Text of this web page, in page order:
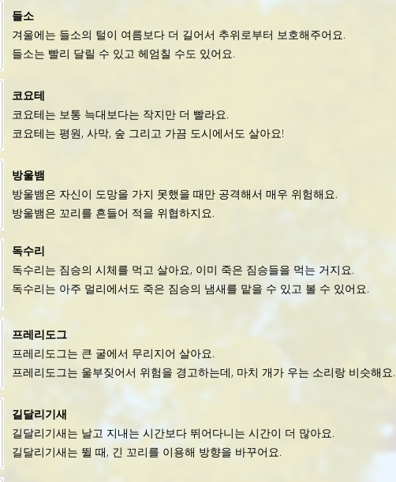
들소
겨울에는 들소의 털이 여름보다 더 길어서 추위로부터 보호해주어요.
들소는 빨리 달릴 수 있고 헤엄칠 수도 있어요.
코요테
코요테는 보통 늑대보다는 작지만 더 빨라요.
코요테는 평원, 사막, 숲 그리고 가끔 도시에서도 살아요!
방울뱀
방울뱀은 자신이 도망을 가지 못했을 때만 공격해서 매우 위험해요.
방울뱀은 꼬리를 흔들어 적을 위협하지요.
독수리
독수리는 짐승의 시체를 먹고 살아요, 이미 죽은 짐승들을 먹는 거지요.
독수리는 아주 멀리에서도 죽은 짐승의 냄새를 맡을 수 있고 볼 수 있어요.
프레리도그
프레리도그는 큰 굴에서 무리지어 살아요.
프레리도그는 울부짖어서 위험을 경고하는데, 마치 개가 우는 소리랑 비슷해요.
길달리기새
길달리기새는 날고 지내는 시간보다 뛰어다니는 시간이 더 많아요.
길달리기새는 뛸 때, 긴 꼬리를 이용해 방향을 바꾸어요.